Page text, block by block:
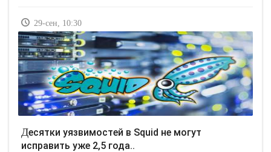
29-сен, 10:30
Десятки уязвимостей в Squid не могут
исправить уже 2,5 года..